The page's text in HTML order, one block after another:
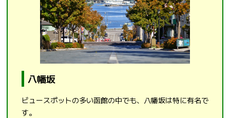
八幡坂
ビュースポットの多い函館の中でも、八幡坂は特に有名で
す。